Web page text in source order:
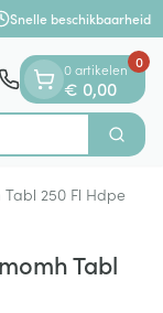
Snelle beschikbaarheid
Zoek
0 artikelen
€ 0,00
0
250 Fl Hdpe
Tabl